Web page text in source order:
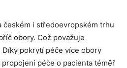
českém i středoevropském trhu
obory. Což považuje
Díky pokrytí péče více obory
péče o pacienta téměř